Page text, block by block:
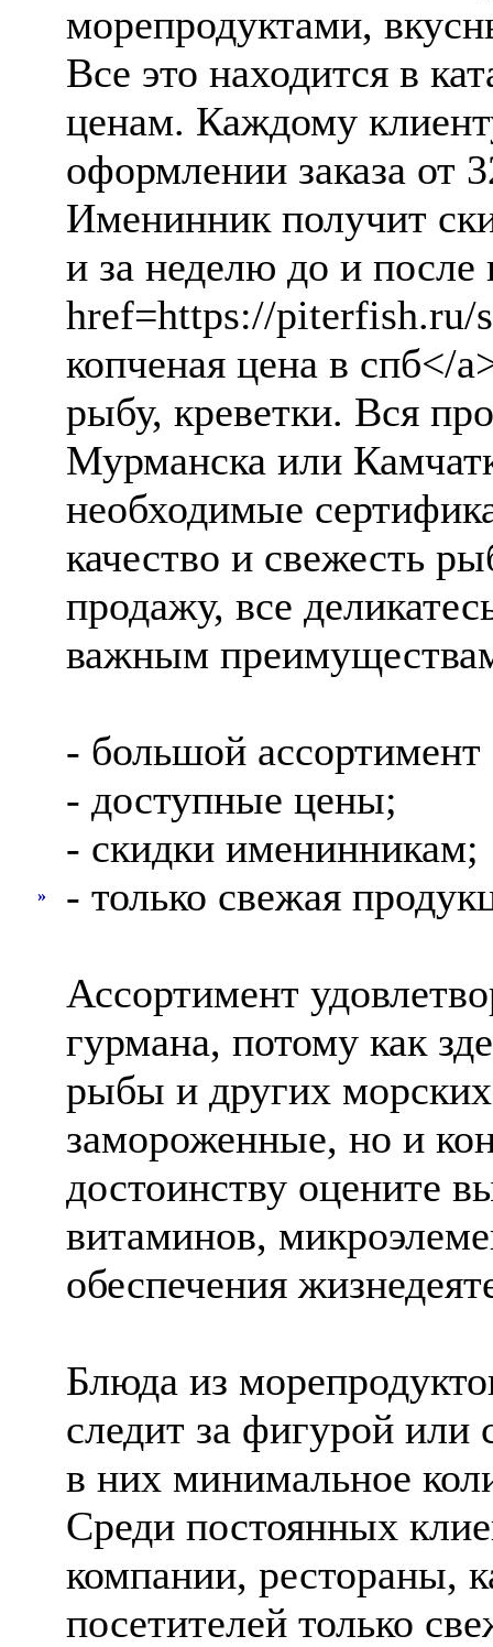
»
морепродуктами,
Все это находится в
ценам. Каждому
оформлении заказа от
Именинник получит
и за неделю до и
href=https://piterfish.ru/
копченая цена в спб</
рыбу, креветки. Вся
Мурманска или
необходимые
качество и свежесть
продажу, все
важным
- большой
- доступные цены;
- скидки именинникам;
- только свежая
Ассортимент
гурмана, потому как
рыбы и других морских
замороженные, но и
достоинству оцените
витаминов,
обеспечения
Блюда из
следит за фигурой или
в них минимальное
Среди постоянных
компании, рестораны,
посетителей только